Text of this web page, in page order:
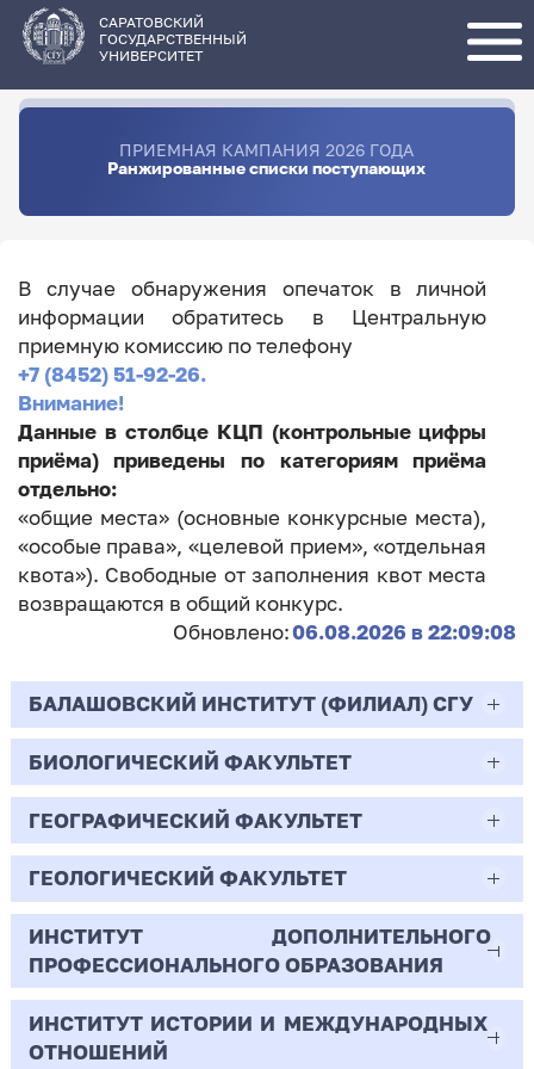
основному
содержанию
САРАТОВСКИЙ
ГОСУДАРСТВЕННЫЙ
УНИВЕРСИТЕТ
ПРИЕМНАЯ КАМПАНИЯ 2026 ГОДА
Ранжированные списки поступающих
В случае обнаружения опечаток в личной
информации обратитесь в Центральную
приемную комиссию по телефону
+7 (8452) 51-92-26.
Внимание!
Данные в столбце КЦП (контрольные цифры
приёма) приведены по категориям приёма
отдельно:
«общие места» (основные конкурсные места),
«особые права», «целевой прием», «отдельная
квота»). Свободные от заполнения квот места
возвращаются в общий конкурс.
Обновлено:06.08.2026 в 22:09:08
БАЛАШОВСКИЙ ИНСТИТУТ (ФИЛИАЛ) СГУ
44.03.02
Психолого-педагогическое образование
Очная | Бакалавр
Всего бюджетных мест - 10
Бюджет/
Общие места
Профиль: Практическая
психология образования
БИОЛОГИЧЕСКИЙ ФАКУЛЬТЕТ
06.03.01
Биология
Очная | Бакалавр
Всего бюджетных мест - 50
Бюджет/Общие места
ГЕОГРАФИЧЕСКИЙ ФАКУЛЬТЕТ
05.03.02
География
Очная | Бакалавр
Всего бюджетных мест - 15
ГЕОЛОГИЧЕСКИЙ ФАКУЛЬТЕТ
05.03.01
Геология
Очная | Бакалавр
ИНСТИТУТ ДОПОЛНИТЕЛЬНОГО
ПРОФЕССИОНАЛЬНОГО ОБРАЗОВАНИЯ
38.03.02
ИНСТИТУТ ИСТОРИИ И МЕЖДУНАРОДНЫХ
ОТНОШЕНИЙ